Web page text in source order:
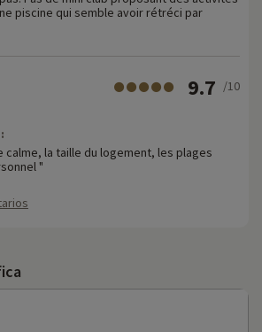
piscine qui semble avoir rétréci par
9.7 /10
calme, la taille du logement, les plages
"